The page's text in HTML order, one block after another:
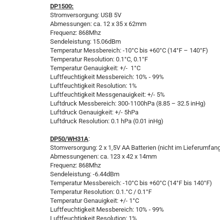
DP1500:
Stromversorgung: USB 5V
Abmessungen: ca. 12 x 35 x 62mm
Frequenz: 868Mhz
Sendeleistung: 15.06dBm
Temperatur Messbereich: -10°C bis +60°C (14°F – 140°F)
Temperatur Resolution: 0.1°C, 0.1°F
Temperatur Genauigkeit: +/- 1°C
Luftfeuchtigkeit Messbereich: 10% - 99%
Luftfeuchtigkeit Resolution: 1%
Luftfeuchtigkeit Messgenauigkeit: +/- 5%
Luftdruck Messbereich: 300-1100hPa (8.85 – 32.5 inHg)
Luftdruck Genauigkeit: +/- 5hPa
Luftdruck Resolution: 0.1 hPa (0.01 inHg)
DP50/WH31A:
Stomversorgung: 2 x 1,5V AA Batterien (nicht im
Abmessungenen: ca. 123 x 42 x 14mm
Frequenz: 868Mhz
Sendeleistung: -6.44dBm
Temperatur Messbereich: -10°C bis +60°C (14°F bis 140°F)
Temperatur Resolution: 0.1.°C / 0.1°F
Temperatur Genauigkeit: +/- 1°C
Luftfeuchtigkeit Messbereich: 10% - 99%
Luftfeuchtigkeit Resolution: 1%